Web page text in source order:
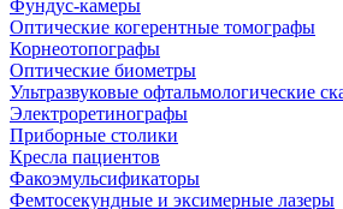
Фундус-камеры
Оптические когерентные томографы
Корнеотопографы
Оптические биометры
Ультразвуковые офтальмологические
Электроретинографы
Приборные столики
Кресла пациентов
Факоэмульсификаторы
Фемтосекундные и эксимерные лазеры